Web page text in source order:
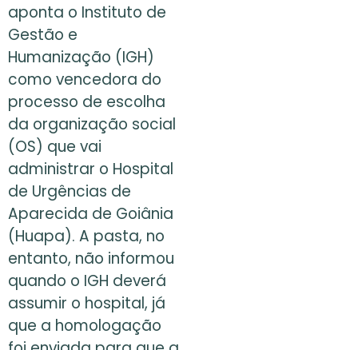
aponta o Instituto de
Gestão e
Humanização (IGH)
como vencedora do
processo de escolha
da organização social
(OS) que vai
administrar o Hospital
de Urgências de
Aparecida de Goiânia
(Huapa). A pasta, no
entanto, não informou
quando o IGH deverá
assumir o hospital, já
que a homologação